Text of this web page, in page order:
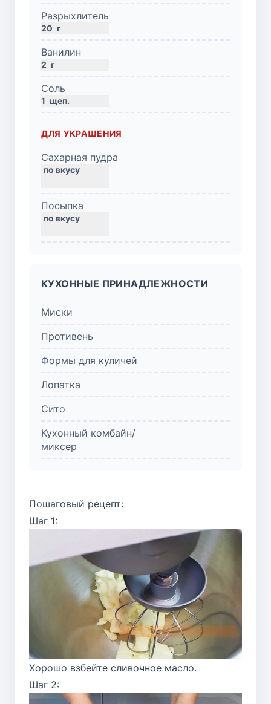
Разрыхлитель
20 г
Ванилин
2 г
Соль
1 щеп.
ДЛЯ УКРАШЕНИЯ
Сахарная пудра
Посыпка
КУХОННЫЕ ПРИНАДЛЕЖНОСТИ
Миски
Противень
Формы для куличей
Лопатка
Сито
Кухонный комбайн/
миксер
Пошаговый рецепт:
Шаг 1:
Хорошо взбейте сливочное масло.
Шаг 2: